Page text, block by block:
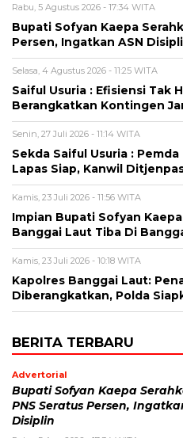
Rabu, 5 Agustus 2026 - 17:34 WITA
Bupati Sofyan Kaepa
Persen, Ingatkan ASN
Selasa, 4 Agustus 2026 - 11:25 WITA
Saiful Usuria : Efisiensi Tak
Berangkatkan Kontingen
Senin, 27 Juli 2026 - 11:14 WITA
Sekda Saiful Usuria :
Lapas Siap, Kanwil
Kamis, 23 Juli 2026 - 11:56 WITA
Impian Bupati Sofyan
Banggai Laut Tiba Di
Kamis, 23 Juli 2026 - 10:18 WITA
Kapolres Banggai Laut:
Diberangkatkan, Polda
BERITA TERBARU
Advertorial
Bupati Sofyan Kaepa
PNS Seratus Persen,
Disiplin